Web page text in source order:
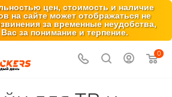
цен, стоимость и наличие
на сайте может отображаться не
за временные неудобства,
за понимание и терпение.
0